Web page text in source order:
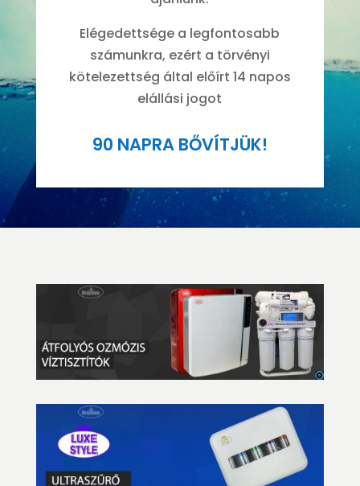
Elégedettsége a legfontosabb
számunkra, ezért a törvényi
kötelezettség által előírt 14 napos
elállási jogot
90 NAPRA BŐVÍTJÜK!